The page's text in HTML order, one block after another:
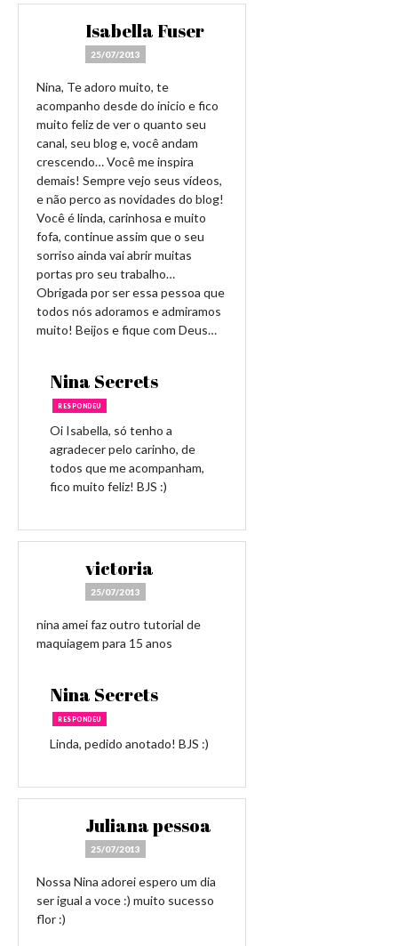
Isabella Fuser
25/07/2013
Nina, Te adoro muito, te
acompanho desde do inicio e fico
muito feliz de ver o quanto seu
canal, seu blog e, você andam
crescendo… Você me inspira
demais! Sempre vejo seus vídeos,
e não perco as novidades do blog!
Você é linda, carinhosa e muito
fofa, continue assim que o seu
sorriso ainda vai abrir muitas
portas pro seu trabalho…
Obrigada por ser essa pessoa que
todos nós adoramos e admiramos
muito! Beijos e fique com Deus…
Nina Secrets
RESPONDEU
Oi Isabella, só tenho a
agradecer pelo carinho, de
todos que me acompanham,
fico muito feliz! BJS :)
victoria
25/07/2013
nina amei faz outro tutorial de
maquiagem para 15 anos
Nina Secrets
RESPONDEU
Linda, pedido anotado! BJS :)
Juliana pessoa
25/07/2013
Nossa Nina adorei espero um dia
ser igual a voce :) muito sucesso
flor :)